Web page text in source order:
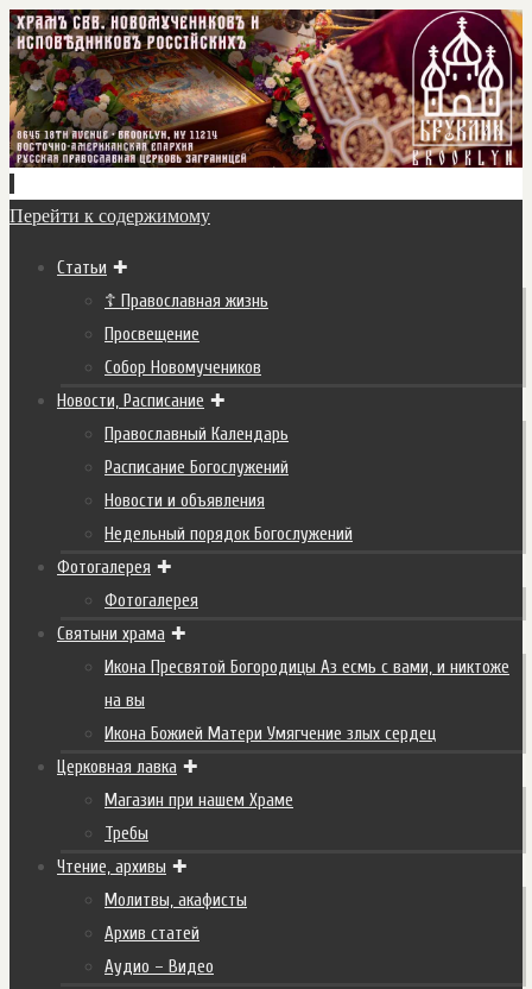
Перейти к содержимому
Статьи
☦ Православная жизнь
Просвещение
Собор Новомучеников
Новости, Расписание
Православный Календарь
Расписание Богослужений
Новости и объявления
Недельный порядок Богослужений
Фотогалерея
Фотогалерея
Святыни храма
Икона Пресвятой Богородицы Аз есмь с вами, и никтоже
на вы
Икона Божией Матери Умягчение злых сердец
Церковная лавка
Магазин при нашем Храме
Требы
Чтение, архивы
Молитвы, акафисты
Архив статей
Аудио – Видео